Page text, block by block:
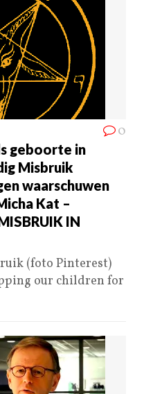
0
geboorte in
Misbruik
waarschuwen
Kat –
IN
(foto Pinterest)
our children for